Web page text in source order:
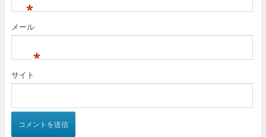
*
メール
*
サイト